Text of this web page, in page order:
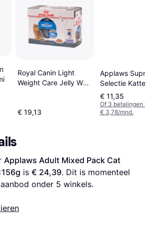
Royal Canin Light
Weight Care Jelly Wet
€ 19,13
Applaws
Selectie
24 x 70 g
€ 11,35
Of 3 betalingen
€ 3,78/mnd.
Applaws Adult Mixed Pack Cat
is € 24,39. Dit is momenteel
onder 5 winkels.